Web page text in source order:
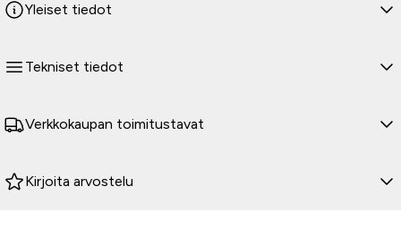
Yleiset tiedot
Tekniset tiedot
Verkkokaupan toimitustavat
Kirjoita arvostelu